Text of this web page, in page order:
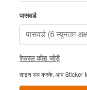
पासवर्ड
रेफरल कोड जोड़ें
साइन अप करके, आप Sticker